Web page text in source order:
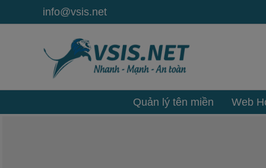
info@vsis.net
Quản lý tên miền Web